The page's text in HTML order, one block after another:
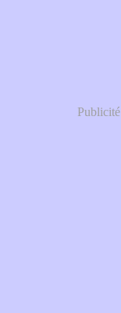
Publicité